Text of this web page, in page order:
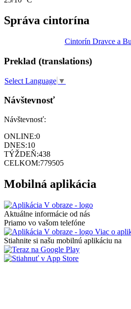
Správa cintorína
Cintorín Dravce a
Preklad (translations)
Select Language ▼
Návštevnosť
Návštevnosť:
ONLINE:0
DNES:10
TÝŽDEŇ:438
CELKOM:779505
Mobilná aplikácia
Aktuálne informácie od nás
Priamo vo vašom telefóne
Viac o
Stiahnite si našu mobilnú aplikáciu na